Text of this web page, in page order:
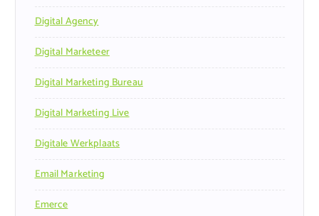
Digital Agency
Digital Marketeer
Digital Marketing Bureau
Digital Marketing Live
Digitale Werkplaats
Email Marketing
Emerce